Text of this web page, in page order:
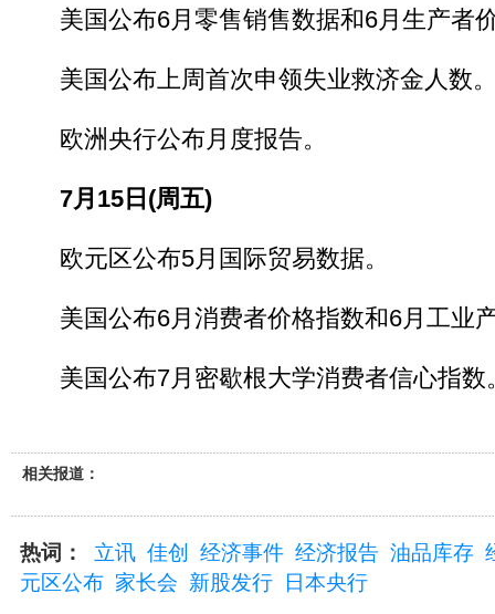
美国公布6月零售销售数据和6月生产者
美国公布上周首次申领失业救济金人数
欧洲央行公布月度报告。
7月15日(周五)
欧元区公布5月国际贸易数据。
美国公布6月消费者价格指数和6月工业
美国公布7月密歇根大学消费者信心指数
相关报道：
热词： 立讯 佳创 经济事件 经济报告 油品库存
元区公布 家长会 新股发行 日本央行